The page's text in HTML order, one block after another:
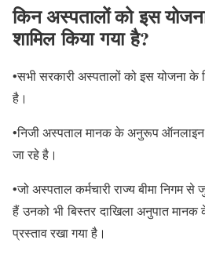
किन अस्पतालों को इस
शामिल किया गया है?
•सभी सरकारी अस्पतालों को इस योजना के
है।
•निजी अस्‍पताल मानक के अनुरूप
जा रहे है।
•जो अस्पताल कर्मचारी राज्य बीमा निगम से
हैं उनको भी बिस्तर दाखिला अनुपात
प्रस्ताव रखा गया है।